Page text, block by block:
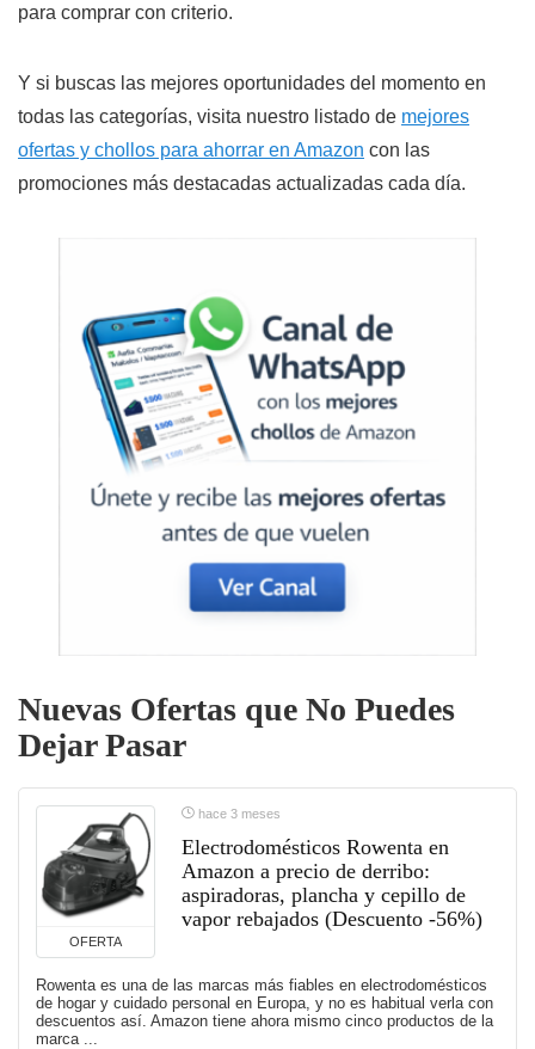
para comprar con criterio.
Y si buscas las mejores oportunidades del momento en
todas las categorías, visita nuestro listado de mejores
ofertas y chollos para ahorrar en Amazon con las
promociones más destacadas actualizadas cada día.
Nuevas Ofertas que No Puedes
Dejar Pasar
OFERTA
hace 3 meses
Electrodomésticos Rowenta en
Amazon a precio de derribo:
aspiradoras, plancha y cepillo de
vapor rebajados (Descuento -56%)
Rowenta es una de las marcas más fiables en electrodomésticos
de hogar y cuidado personal en Europa, y no es habitual verla con
descuentos así. Amazon tiene ahora mismo cinco productos de la
marca ...